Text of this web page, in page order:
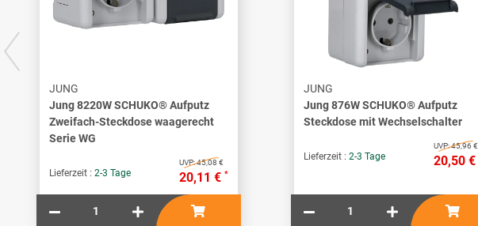
JUNG
Jung 8220W SCHUKO® Aufputz
Zweifach-Steckdose waagerecht
Serie WG
Lieferzeit : 2-3 Tage
UVP:45,08 €
20,11 € *
JUNG
Jung 876W SCHUKO® Aufputz
Steckdose mit Wechselschalter
Lieferzeit : 2-3 Tage
UVP:45,96 €
20,50 €